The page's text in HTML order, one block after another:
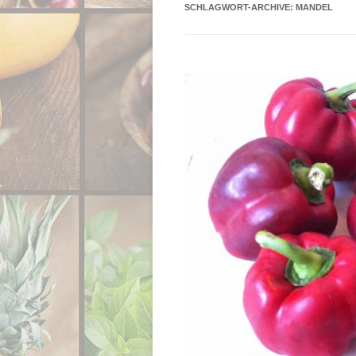
SCHLAGWORT-ARCHIVE: MANDEL